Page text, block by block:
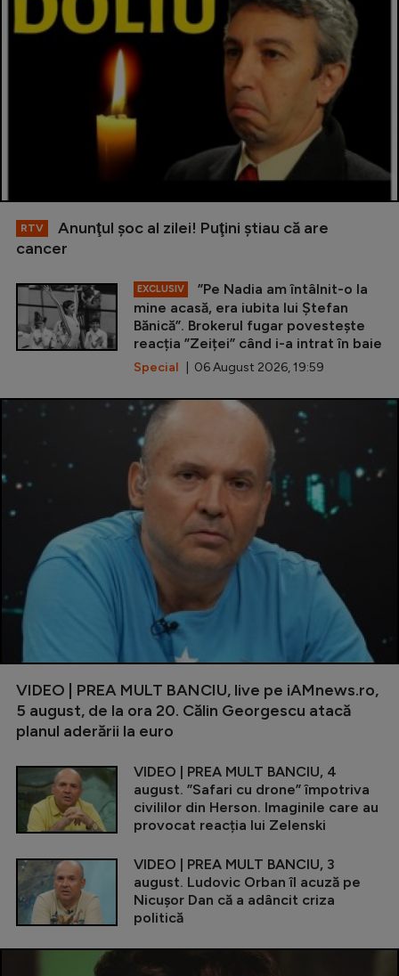
RTV
Anunţul şoc al zilei! Puţini ştiau că are
cancer
EXCLUSIV
”Pe Nadia am întâlnit-o la
mine acasă, era iubita lui Ștefan
Bănică”. Brokerul fugar povestește
reacția ”Zeiței” când i-a intrat în baie
Special | 06 August 2026, 19:59
VIDEO | PREA MULT BANCIU, live pe iAMnews.ro,
5 august, de la ora 20. Călin Georgescu atacă
planul aderării la euro
VIDEO | PREA MULT BANCIU, 4
august. ”Safari cu drone” împotriva
civililor din Herson. Imaginile care au
provocat reacția lui Zelenski
VIDEO | PREA MULT BANCIU, 3
august. Ludovic Orban îl acuză pe
Nicușor Dan că a adâncit criza
politică